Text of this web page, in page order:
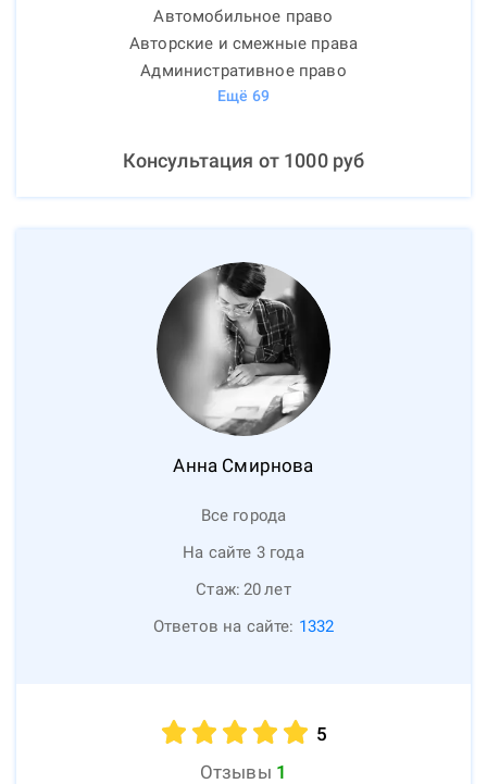
Автомобильное право
Авторские и смежные права
Административное право
Ещё 69
Консультация от 1000руб
Анна Смирнова
Все города
На сайте 3 года
Стаж: 20лет
Ответов на сайте: 1332
5
Отзывы 1